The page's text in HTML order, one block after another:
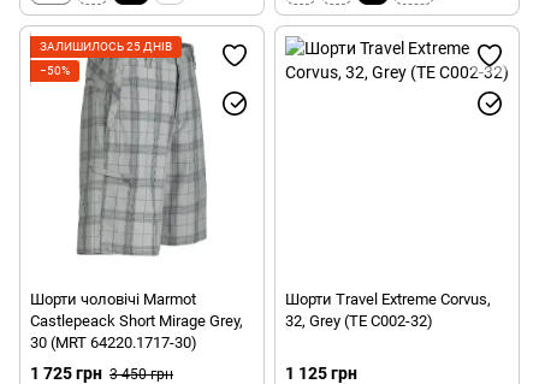
ЗАЛИШИЛОСЬ 25 ДНІВ
−50%
Шорти чоловічі Marmot
Castlepeack Short Mirage Grey,
30 (MRT 64220.1717-30)
1 725 грн 3 450 грн
Шорти Travel Extreme Corvus,
32, Grey (TE C002-32)
1 125 грн